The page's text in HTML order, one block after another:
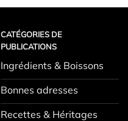
CATÉGORIES DE
PUBLICATIONS
Ingrédients & Boissons
Bonnes adresses
Recettes & Héritages